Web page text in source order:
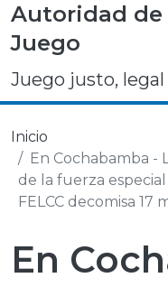
Autoridad de
Juego
Juego justo,
Inicio
En Cochabamba -
de la fuerza
FELCC decomisa 17
En